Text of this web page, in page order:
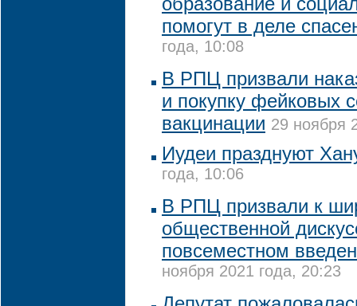
помогут в деле
года, 10:08
В РПЦ призвали
и покупку фейковых
вакцинации 29 ноября
Иудеи празднуют
года, 10:06
В РПЦ призвали к
общественной
повсеместном
ноября 2021 года, 20:23